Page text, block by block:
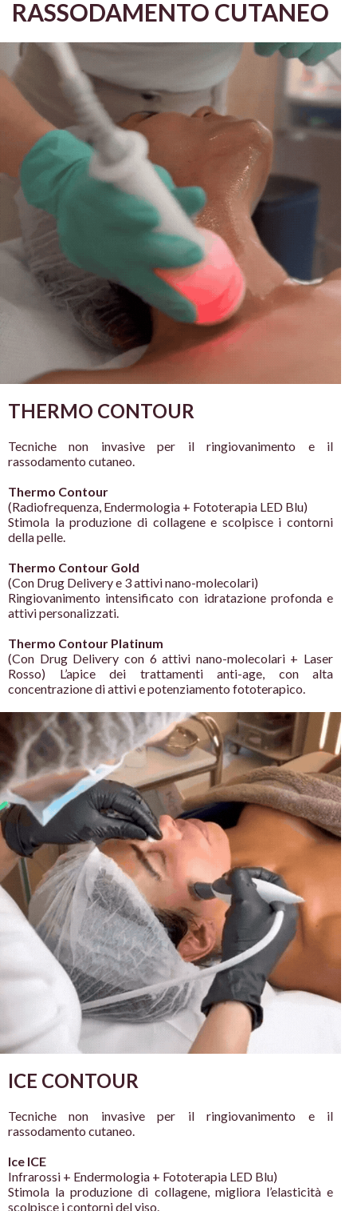
RASSODAMENTO CUTANEO
THERMO CONTOUR
Tecniche non invasive per ilringiovanimento e il
rassodamento cutaneo.
Thermo Contour
(Radiofrequenza, Endermologia + Fototerapia LED Blu)
Stimola la produzione di collagene e scolpisce i contorni
della pelle.
Thermo Contour Gold
(Con Drug Delivery e 3 attivi nano-molecolari)
Ringiovanimento intensificato con idratazione profonda e
attivi personalizzati.
Thermo Contour Platinum
(Con Drug Delivery con 6 attivi nano-molecolari + Laser
Rosso) L’apice dei trattamenti anti-age, con alta
concentrazione di attivi e potenziamento fototerapico.
ICE CONTOUR
Tecniche non invasive per ilringiovanimento e il
rassodamento cutaneo.
Ice ICE
Infrarossi + Endermologia + Fototerapia LED Blu)
Stimola la produzione di collagene, migliora l’elasticità e
scolpisce icontorni del viso.